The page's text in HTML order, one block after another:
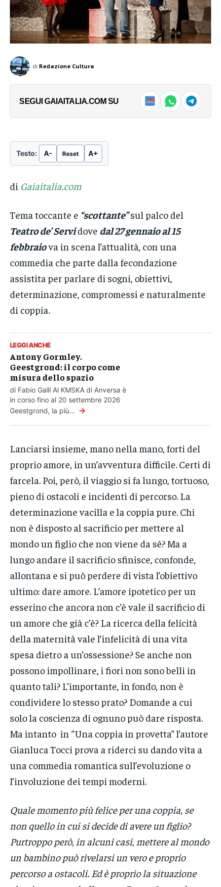
Geestgrond, la più...
Geestgrond, la più...
di Redazione Cultura
SEGUI GAIAITALIA.COM SU
Testo: A- Reset A+
di Gaiaitalia.com
Tema toccante e “scottante”sul palco del
Teatro de’ Servidove dal 27 gennaio al 15
febbraiova in scena l’attualità, con una
commedia che parte dalla fecondazione
assistita per parlare di sogni, obiettivi,
determinazione, compromessi e naturalmente
di coppia.
LEGGI ANCHE
Antony Gormley.
Geestgrond: il corpo come
misura dello spazio
di Fabio Galli Al KMSKA di Anversa è
in corso fino al 20 settembre 2026
Geestgrond, la più... →
Lanciarsi insieme, mano nella mano, forti del
proprio amore, in un’avventura difficile. Certi di
farcela. Poi, però, il viaggio si fa lungo, tortuoso,
pieno di ostacoli e incidenti di percorso. La
determinazione vacilla e la coppia pure. Chi
non è disposto al sacrificio per mettere al
mondo un figlio che non viene da sé? Ma a
lungo andare il sacrificio sfinisce, confonde,
allontana e si può perdere di vista l’obiettivo
ultimo: dare amore. L’amore ipotetico per un
esserino che ancora non c’è vale il sacrificio di
un amore che già c’è? La ricerca della felicità
della maternità vale l’infelicità di una vita
spesa dietro a un’ossessione? Se anche non
possono impollinare, i fiori non sono belli in
quanto tali? L’importante, in fondo, non è
condividere lo stesso prato? Domande a cui
solo la coscienza di ognuno può dare risposta.
Ma intanto in “Una coppia in provetta” l’autore
Gianluca Tocci prova a riderci su dando vita a
una commedia romantica sull’evoluzione o
l’involuzione dei tempi moderni.
Quale momento più felice per una coppia, se
non quello in cui si decide di avere un figlio?
Purtroppo però, in alcuni casi, mettere al mondo
un bambino può rivelarsi un vero e proprio
percorso a ostacoli. Ed è proprio la situazione